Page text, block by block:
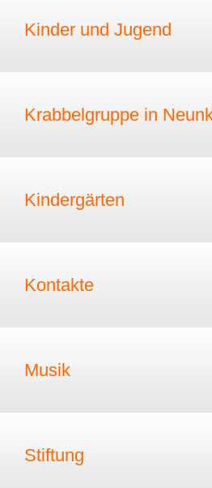
Kinder und Jugend
Krabbelgruppe in
Kindergärten
Kontakte
Musik
Stiftung